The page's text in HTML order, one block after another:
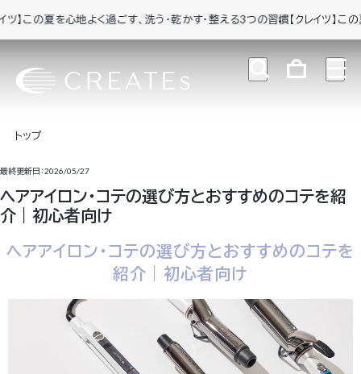
夏を心地よく過ごす、洗う・乾かす・整える3つの習慣【クレイツ】この夏を心
トップ
最終更新日：2026/05/27
ヘアアイロン・コテの選び方とおすすめのコテを紹
介｜初心者向け
ヘアアイロン・コテの選び方とおすすめのコテを
紹介｜初心者向け